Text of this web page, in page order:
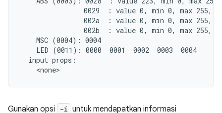
0029  : value 0, min 0, max 255,
002a  : value 0, min 0, max 255,
002b  : value 0, min 0, max 255,
    MSC (0004): 0004
    LED (0011): 0000  0001  0002  0003  0004
  input props:
Gunakan opsi -i untuk mendapatkan informasi